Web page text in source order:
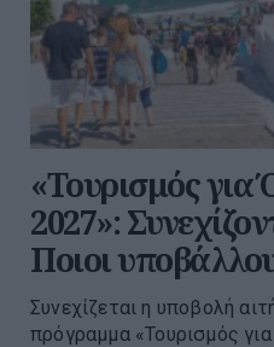
«Τουρισμός για
2027»:
Ποιοι
Συνεχίζεται η υποβολή
πρόγραμμα «Τουρισμός